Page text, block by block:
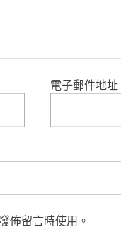
電子郵件地址
佈留言時使用。